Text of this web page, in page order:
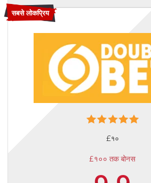
सबसे लोकप्रिय
£१०
£१०० तक बोनस